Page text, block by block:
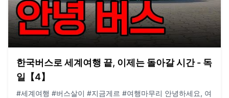
한국버스로 세계여행 끝, 이제는 돌아갈 시간 - 독
일【4】
#세계여행 #버스살이 #지금게르 #여행마무리 안녕하세요, 여